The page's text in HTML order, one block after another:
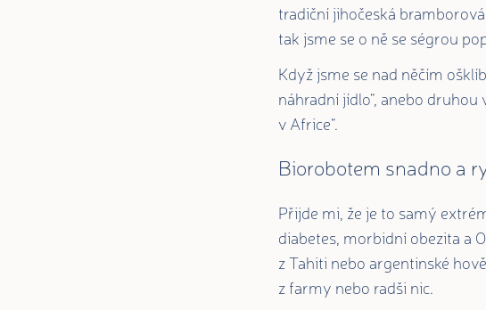
tradiční jihočeská
tak jsme se o ně se ségrou
Když jsme se nad něčím
náhradní jídlo“, anebo
v Africe“.
Biorobotem snadno a
Přijde mi, že je to samý
diabetes, morbidní obezita a
z Tahiti nebo argentinské
z farmy nebo radši nic.